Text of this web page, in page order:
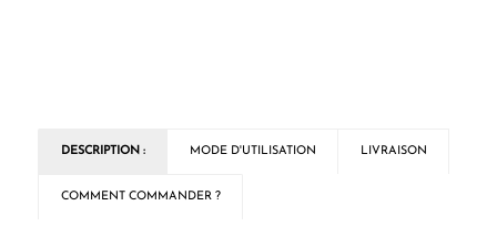
DESCRIPTION : MODE D'UTILISATION LIVRAISON
COMMENT COMMANDER ?